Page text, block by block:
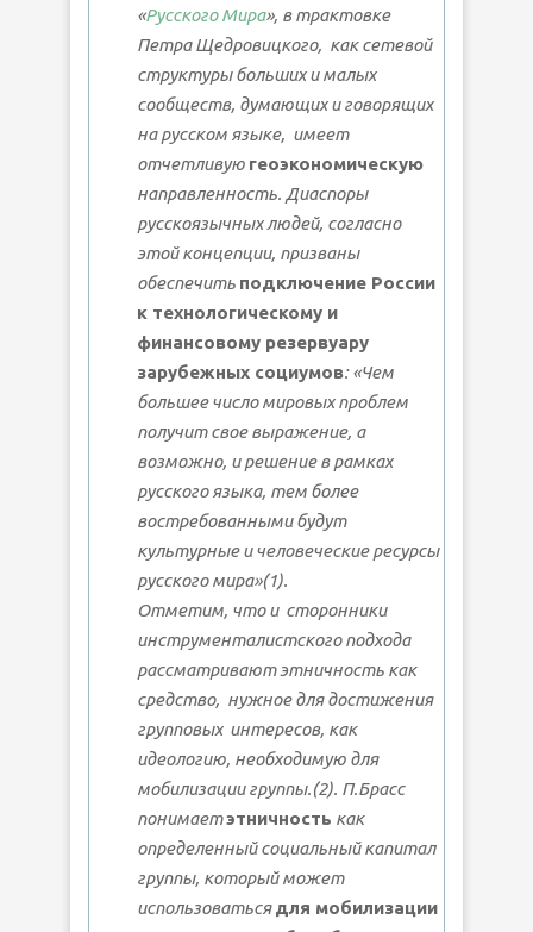
«Русского Мира», в трактовке
Петра Щедровицкого, как сетевой
структуры больших и малых
сообществ, думающих и говорящих
на русском языке, имеет
отчетливую геоэкономическую
направленность. Диаспоры
русскоязычных людей, согласно
этой концепции, призваны
обеспечить подключение России
к технологическому и
финансовому резервуару
зарубежных социумов: «Чем
большее число мировых проблем
получит свое выражение, а
возможно, и решение в рамках
русского языка, тем более
востребованными будут
культурные и человеческие ресурсы
русского мира»(1).
Отметим, что и сторонники
инструменталистского подхода
рассматривают этничность как
средство, нужное для достижения
групповых интересов, как
идеологию, необходимую для
мобилизации группы.(2). П.Брасс
понимаетэтничность как
определенный социальный капитал
группы, который может
использоватьсядля мобилизации